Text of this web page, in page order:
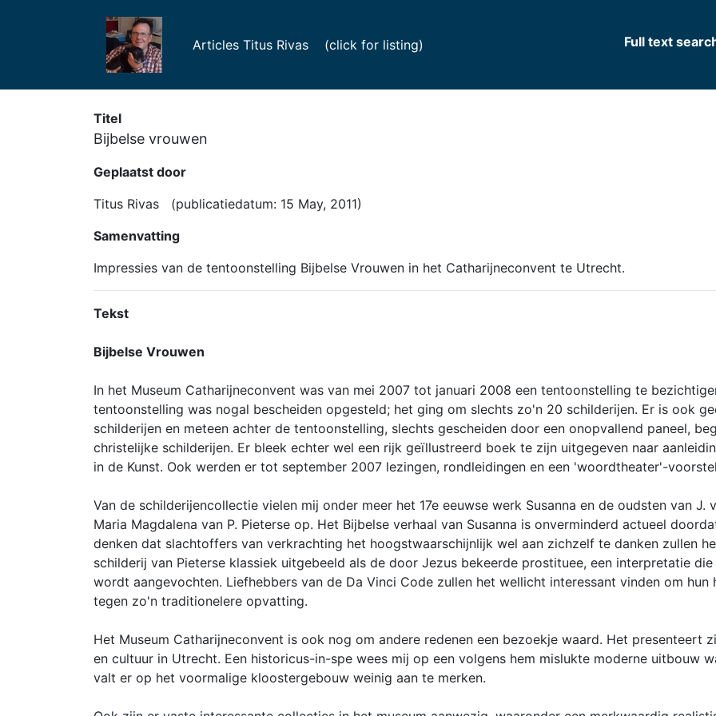
Articles Titus Rivas (click for listing) Full text
Titel
Bijbelse vrouwen
Geplaatst door
Titus Rivas (publicatiedatum: 15 May, 2011)
Samenvatting
Impressies van de tentoonstelling Bijbelse Vrouwen in het Catharijneconvent te Utrecht.
Tekst
Bijbelse Vrouwen
In het Museum Catharijneconvent was van mei 2007 tot januari 2008 een tentoonstelling te
tentoonstelling was nogal bescheiden opgesteld; het ging om slechts zo'n 20 schilderijen. Er is ook
schilderijen en meteen achter de tentoonstelling, slechts gescheiden door een onopvallend paneel,
christelijke schilderijen. Er bleek echter wel een rijk geïllustreerd boek te zijn uitgegeven naar
in de Kunst. Ook werden er tot september 2007 lezingen, rondleidingen en een 'woordtheater'-
Van de schilderijencollectie vielen mij onder meer het 17e eeuwse werk Susanna en de oudsten van
Maria Magdalena van P. Pieterse op. Het Bijbelse verhaal van Susanna is onverminderd actueel
denken dat slachtoffers van verkrachting het hoogstwaarschijnlijk wel aan zichzelf te danken zullen
schilderij van Pieterse klassiek uitgebeeld als de door Jezus bekeerde prostituee, een interpretatie
wordt aangevochten. Liefhebbers van de Da Vinci Code zullen het wellicht interessant vinden om
tegen zo'n traditionelere opvatting.
Het Museum Catharijneconvent is ook nog om andere redenen een bezoekje waard. Het presenteert
en cultuur in Utrecht. Een historicus-in-spe wees mij op een volgens hem mislukte moderne uitbouw
valt er op het voormalige kloostergebouw weinig aan te merken.